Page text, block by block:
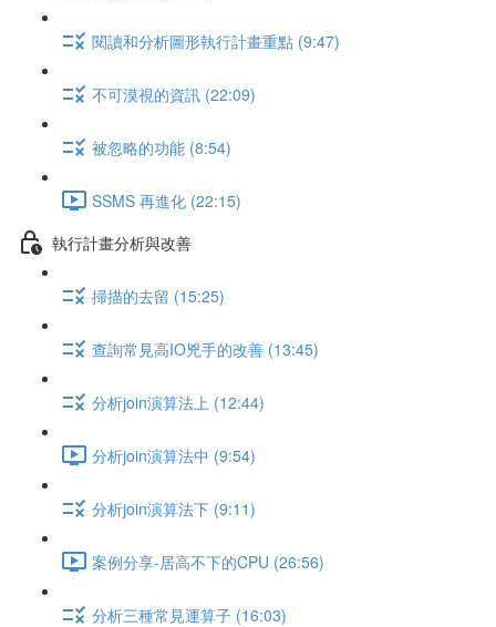
閱讀和分析圖形執行計畫重點 (9:47)
不可漠視的資訊 (22:09)
被忽略的功能 (8:54)
SSMS 再進化 (22:15)
執行計畫分析與改善
掃描的去留 (15:25)
查詢常見高IO兇手的改善 (13:45)
分析join演算法上 (12:44)
分析join演算法中 (9:54)
分析join演算法下 (9:11)
案例分享-居高不下的CPU (26:56)
分析三種常見運算子 (16:03)